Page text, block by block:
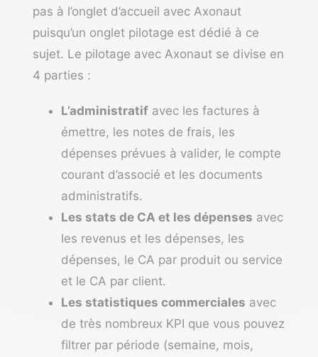
pas à l’onglet d’accueil avec Axonaut
puisqu’un onglet pilotage est dédié à ce
sujet. Le pilotage avec Axonaut se divise en
4 parties :
L’administratif avec les factures à
émettre, les notes de frais, les
dépenses prévues à valider, le compte
courant d’associé et les documents
administratifs.
Les stats de CA et les dépenses avec
les revenus et les dépenses, les
dépenses, le CA par produit ou service
et le CA par client.
Les statistiques commerciales avec
de très nombreux KPI que vous pouvez
filtrer par période (semaine, mois,